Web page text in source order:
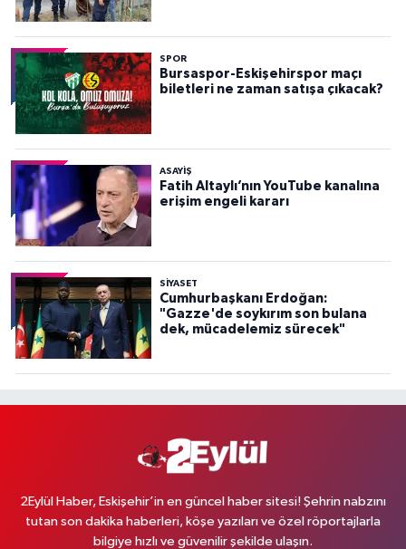
SPOR
Bursaspor-Eskişehirspor maçı
biletleri ne zaman satışa çıkacak?
ASAYİŞ
Fatih Altaylı’nın YouTube kanalına
erişim engeli kararı
SİYASET
Cumhurbaşkanı Erdoğan:
"Gazze'de soykırım son bulana
dek, mücadelemiz sürecek"
2Eylül Haber, Eskişehir’in en güncel haber sitesi! Şehrin nabzını
tutan son dakika haberleri, köşe yazıları ve özel röportajlarla
bilgiye hızlı ve güvenilir şekilde ulaşın.